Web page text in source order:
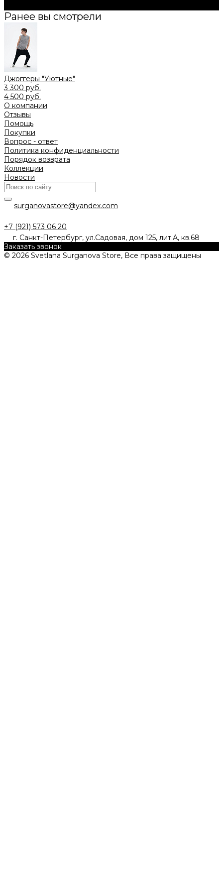
Ранее вы смотрели
Джоггеры "Уютные"
3 300 руб.
4 500 руб.
О компании
Отзывы
Помощь
Покупки
Вопрос - ответ
Политика конфиденциальности
Порядок возврата
Коллекции
Новости
surganovastore@yandex.com
+7 (921) 573 06 20
г. Санкт-Петербург, ул.Садовая, дом 125, лит.А, кв.68
Заказать звонок
© 2026 Svetlana Surganova Store, Все права защищены